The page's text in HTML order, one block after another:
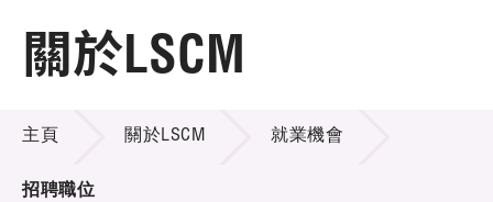
機構簡介
組織架構
招標通告
關於LSCM
關於LSCM
主頁 關於LSCM 就業機會
招聘職位